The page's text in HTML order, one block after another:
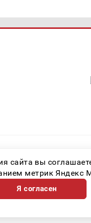
16+
Регистрационный
сайта вы
метрик Яндекс
Я согласен